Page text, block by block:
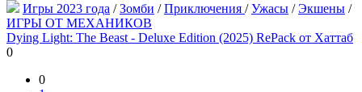
Игры 2023 года /Зомби /Приключения /Ужасы /Экшены /
ИГРЫ ОТ МЕХАНИКОВ
Dying Light: The Beast - Deluxe Edition (2025) RePack от Хаттаб
0
0